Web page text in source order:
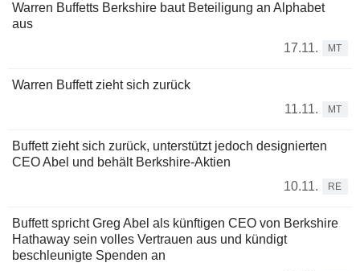
Warren Buffetts Berkshire baut Beteiligung an Alphabet
aus
17.11.
MT
Warren Buffett zieht sich zurück
11.11.
MT
Buffett zieht sich zurück, unterstützt jedoch designierten
CEO Abel und behält Berkshire-Aktien
10.11.
RE
Buffett spricht Greg Abel als künftigen CEO von Berkshire
Hathaway sein volles Vertrauen aus und kündigt
beschleunigte Spenden an